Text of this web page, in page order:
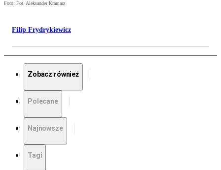
Foto: Fot. Aleksander Kramarz
Filip Frydrykiewicz
Zobacz również
Polecane
Najnowsze
Tagi